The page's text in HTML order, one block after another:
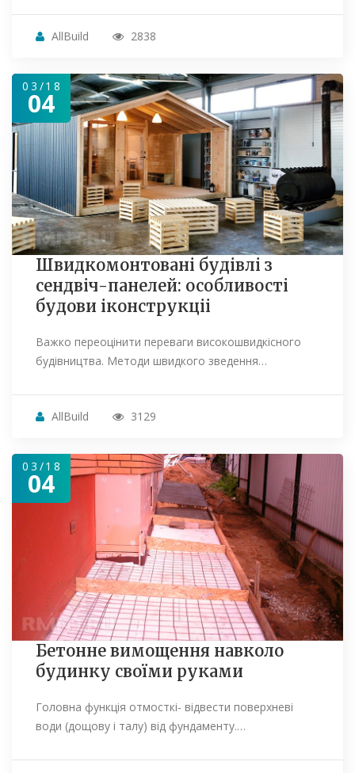
AllBuild 2838
03/18
04
Швидкомонтовані будівлі з
сендвіч-панелей: особливості
будови іконструкціі
Важко переоцінити переваги високошвидкісного
будівництва. Методи швидкого зведення…
AllBuild 3129
03/18
04
Бетонне вимощення навколо
будинку своїми руками
Головна функція отмосткі- відвести поверхневі
води (дощову і талу) від фундаменту.…